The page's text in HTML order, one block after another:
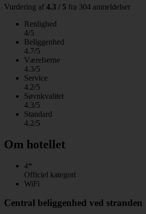
Vurdering af 4.3 / 5 fra 304 anmeldelser
Renlighed
4/5
Beliggenhed
4.7/5
Værelserne
4.3/5
Service
4.2/5
Søvnkvalitet
4.3/5
Standard
4.2/5
Om hotellet
4*
Officiel kategori
WiFi
Central beliggenhed ved stranden